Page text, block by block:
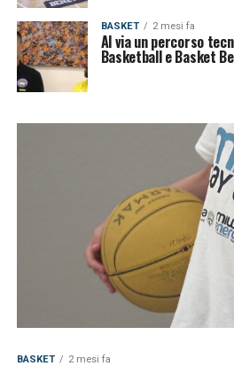
BASKET 2 mesi fa
Al via un percorso
Basketball e Basket
BASKET 2 mesi fa